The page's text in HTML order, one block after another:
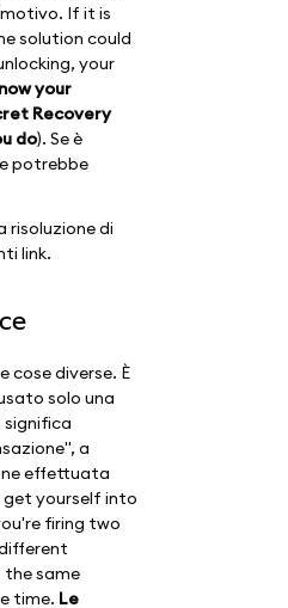
If it is
solution could
your
your
Recovery
do). Se è
potrebbe
risoluzione di
link.
cose diverse. È
solo una
a
effettuata
get yourself into
firing two
same
time. Le